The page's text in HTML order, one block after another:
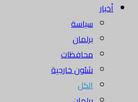
أخبار
سياسة
برلمان
محافظات
شئون خارجية
الكل